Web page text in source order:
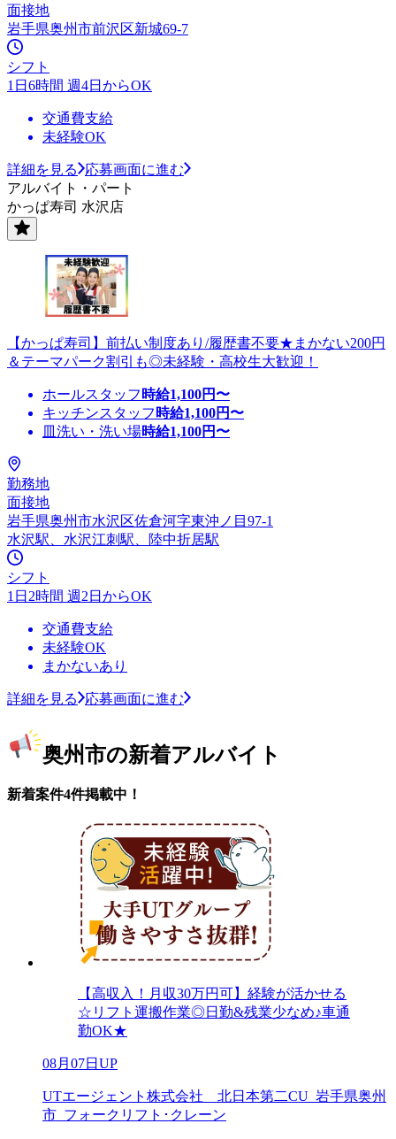
面接地
岩手県奥州市前沢区新城69-7
シフト
1日6時間 週4日からOK
交通費支給
未経験OK
詳細を見る
応募画面に進む
アルバイト・パート
かっぱ寿司 水沢店
【かっぱ寿司】前払い制度あり/履歴書不要★まかない200円
＆テーマパーク割引も◎未経験・高校生大歓迎！
ホールスタッフ 時給1,100円〜
キッチンスタッフ 時給1,100円〜
皿洗い・洗い場時給1,100円〜
勤務地
面接地
岩手県奥州市水沢区佐倉河字東沖ノ目97-1
水沢駅、水沢江刺駅、陸中折居駅
シフト
1日2時間 週2日からOK
交通費支給
未経験OK
まかないあり
詳細を見る 応募画面に進む
奥州市の新着アルバイト
新着案件4件掲載中！
【高収入！月収30万円可】経験が活かせる
☆リフト運搬作業◎日勤&残業少なめ♪車通
勤OK★
08月07日UP
UTエージェント株式会社 北日本第二CU_岩手県奥州
市_フォークリフト･クレーン